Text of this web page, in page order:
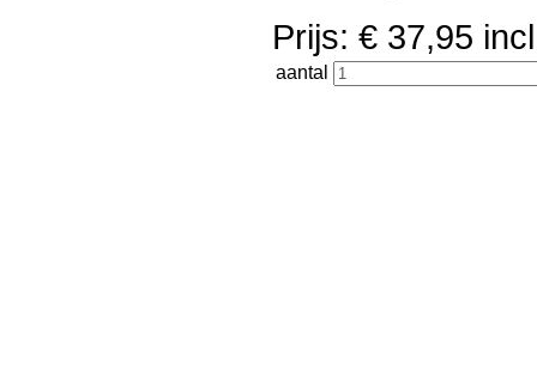
Prijs: € 37,95
aantal